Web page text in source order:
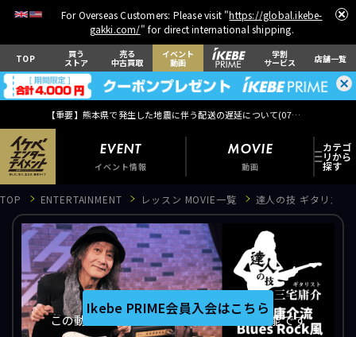
For Overseas Customers: Please visit "https://global.ikebe-
gakki.com/" for direct international shipping.
TOP 買う
ストア
売る
中古買取
イベント
動画
学割
サービス 店舗一覧
【重要】熊本県で発生した地震に伴う配送の遅延について(07月29日
EVENT
イベント情報
MOVIE
動画
EVENT イベント情報
MOVIE 動画
TOP ENTERTAINMENT レッスン MOVIE一覧 達人の技 ギタリス
この動画はIkebe PRIME会員のみ視聴可能です
Ikebe PRIME会員入会はこちら